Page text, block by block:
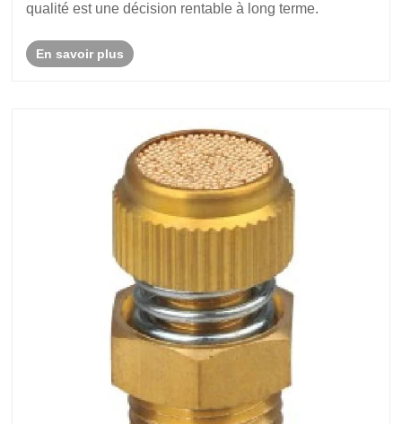
qualité est une décision rentable à long terme.
En savoir plus